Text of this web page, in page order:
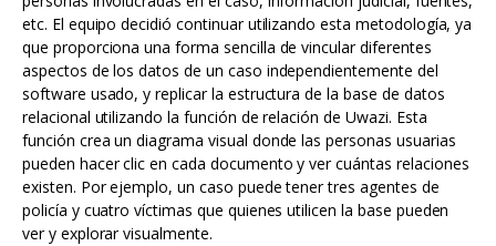
etc. El equipo decidió continuar utilizando esta metodología, ya
que proporciona una forma sencilla de vincular diferentes
aspectos de los datos de un caso independientemente del
software usado, y replicar la estructura de la base de datos
relacional utilizando la función de relación de Uwazi. Esta
función crea un diagrama visual donde las personas usuarias
pueden hacer clic en cada documento y ver cuántas relaciones
existen. Por ejemplo, un caso puede tener tres agentes de
policía y cuatro víctimas que quienes utilicen la base pueden
ver y explorar visualmente.